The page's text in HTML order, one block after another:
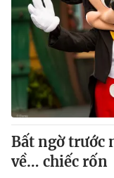
Bất ngờ trước
về… chiếc rốn